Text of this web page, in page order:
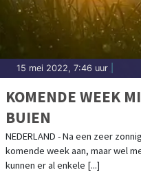
15 mei 2022, 7:46 uur
KOMENDE WEEK
BUIEN
NEDERLAND - Na een zeer
komende week aan, maar wel
kunnen er al enkele [...]